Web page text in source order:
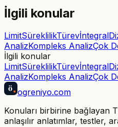
İlgili konular
LimitSüreklilikTürevİntegral
AnalizKompleks AnalizÇok
İlgili konular
LimitSüreklilikTürevİntegral
AnalizKompleks AnalizÇok
ö ogreniyo.com
Konuları birbirine bağlayan
anlaşılır anlatımlar, testler,